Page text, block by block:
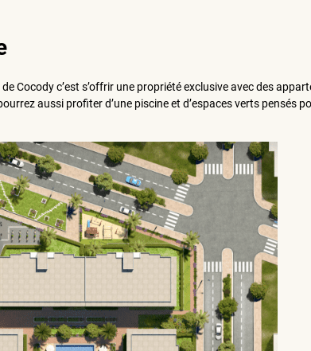
Cocody c’est s’offrir une propriété exclusive avec des
aussi profiter d’une piscine et d’espaces verts pensés